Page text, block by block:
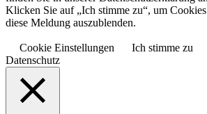
Klicken Sie auf „Ich stimme zu“, um
diese Meldung auszublenden.
Cookie Einstellungen
Ich stimme zu
Datenschutz